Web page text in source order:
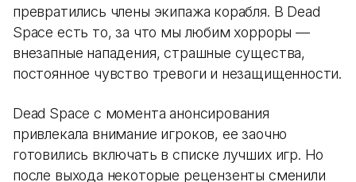
превратились члены экипажа корабля. В Dead
Space есть то, за что мы любим хорроры —
внезапные нападения, страшные существа,
постоянное чувство тревоги и незащищенности.
Dead Space с момента анонсирования
привлекала внимание игроков, ее заочно
готовились включать в списке лучших игр. Но
после выхода некоторые рецензенты сменили